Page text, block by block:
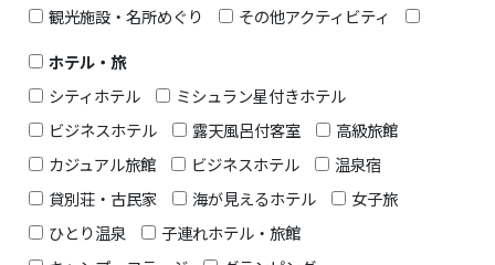
観光施設・名所めぐり
その他アクティビティ
ホテル・旅
シティホテル
ミシュラン星付きホテル
ビジネスホテル
露天風呂付客室
高級旅館
カジュアル旅館
ビジネスホテル
温泉宿
貸別荘・古民家
海が見えるホテル
女子旅
ひとり温泉
子連れホテル・旅館